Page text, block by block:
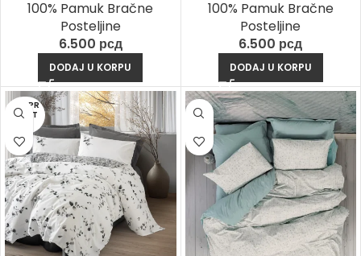
100% Pamuk Bračne
Posteljine
6.500 рсд
DODAJ U KORPU
100% Pamuk Bračne
Posteljine
6.500 рсд
DODAJ U KORPU
RASPR
ODAT